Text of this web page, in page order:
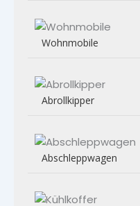
Wohnmobile
Abrollkipper
Abschleppwagen